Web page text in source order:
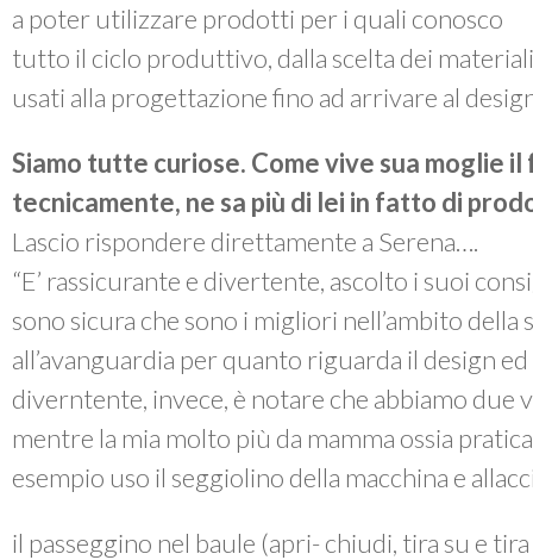
a poter utilizzare prodotti per i quali conosco
tutto il ciclo produttivo, dalla scelta dei materiali
usati alla progettazione fino ad arrivare al
Siamo tutte curiose. Come vive sua moglie
tecnicamente, ne sa più di lei in fatto di
Lascio rispondere direttamente a Serena….
“E’ rassicurante e divertente, ascolto i suoi
sono sicura che sono i migliori nell’ambito della
all’avanguardia per quanto riguarda il design
diverntente, invece, è notare che abbiamo due
mentre la mia molto più da mamma ossia
esempio uso il seggiolino della macchina e
il passeggino nel baule (apri- chiudi, tira su e